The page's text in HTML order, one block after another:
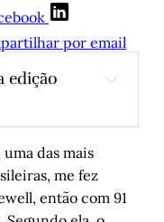
por email
edição
Dyrson
das mais
me fez
então com 91